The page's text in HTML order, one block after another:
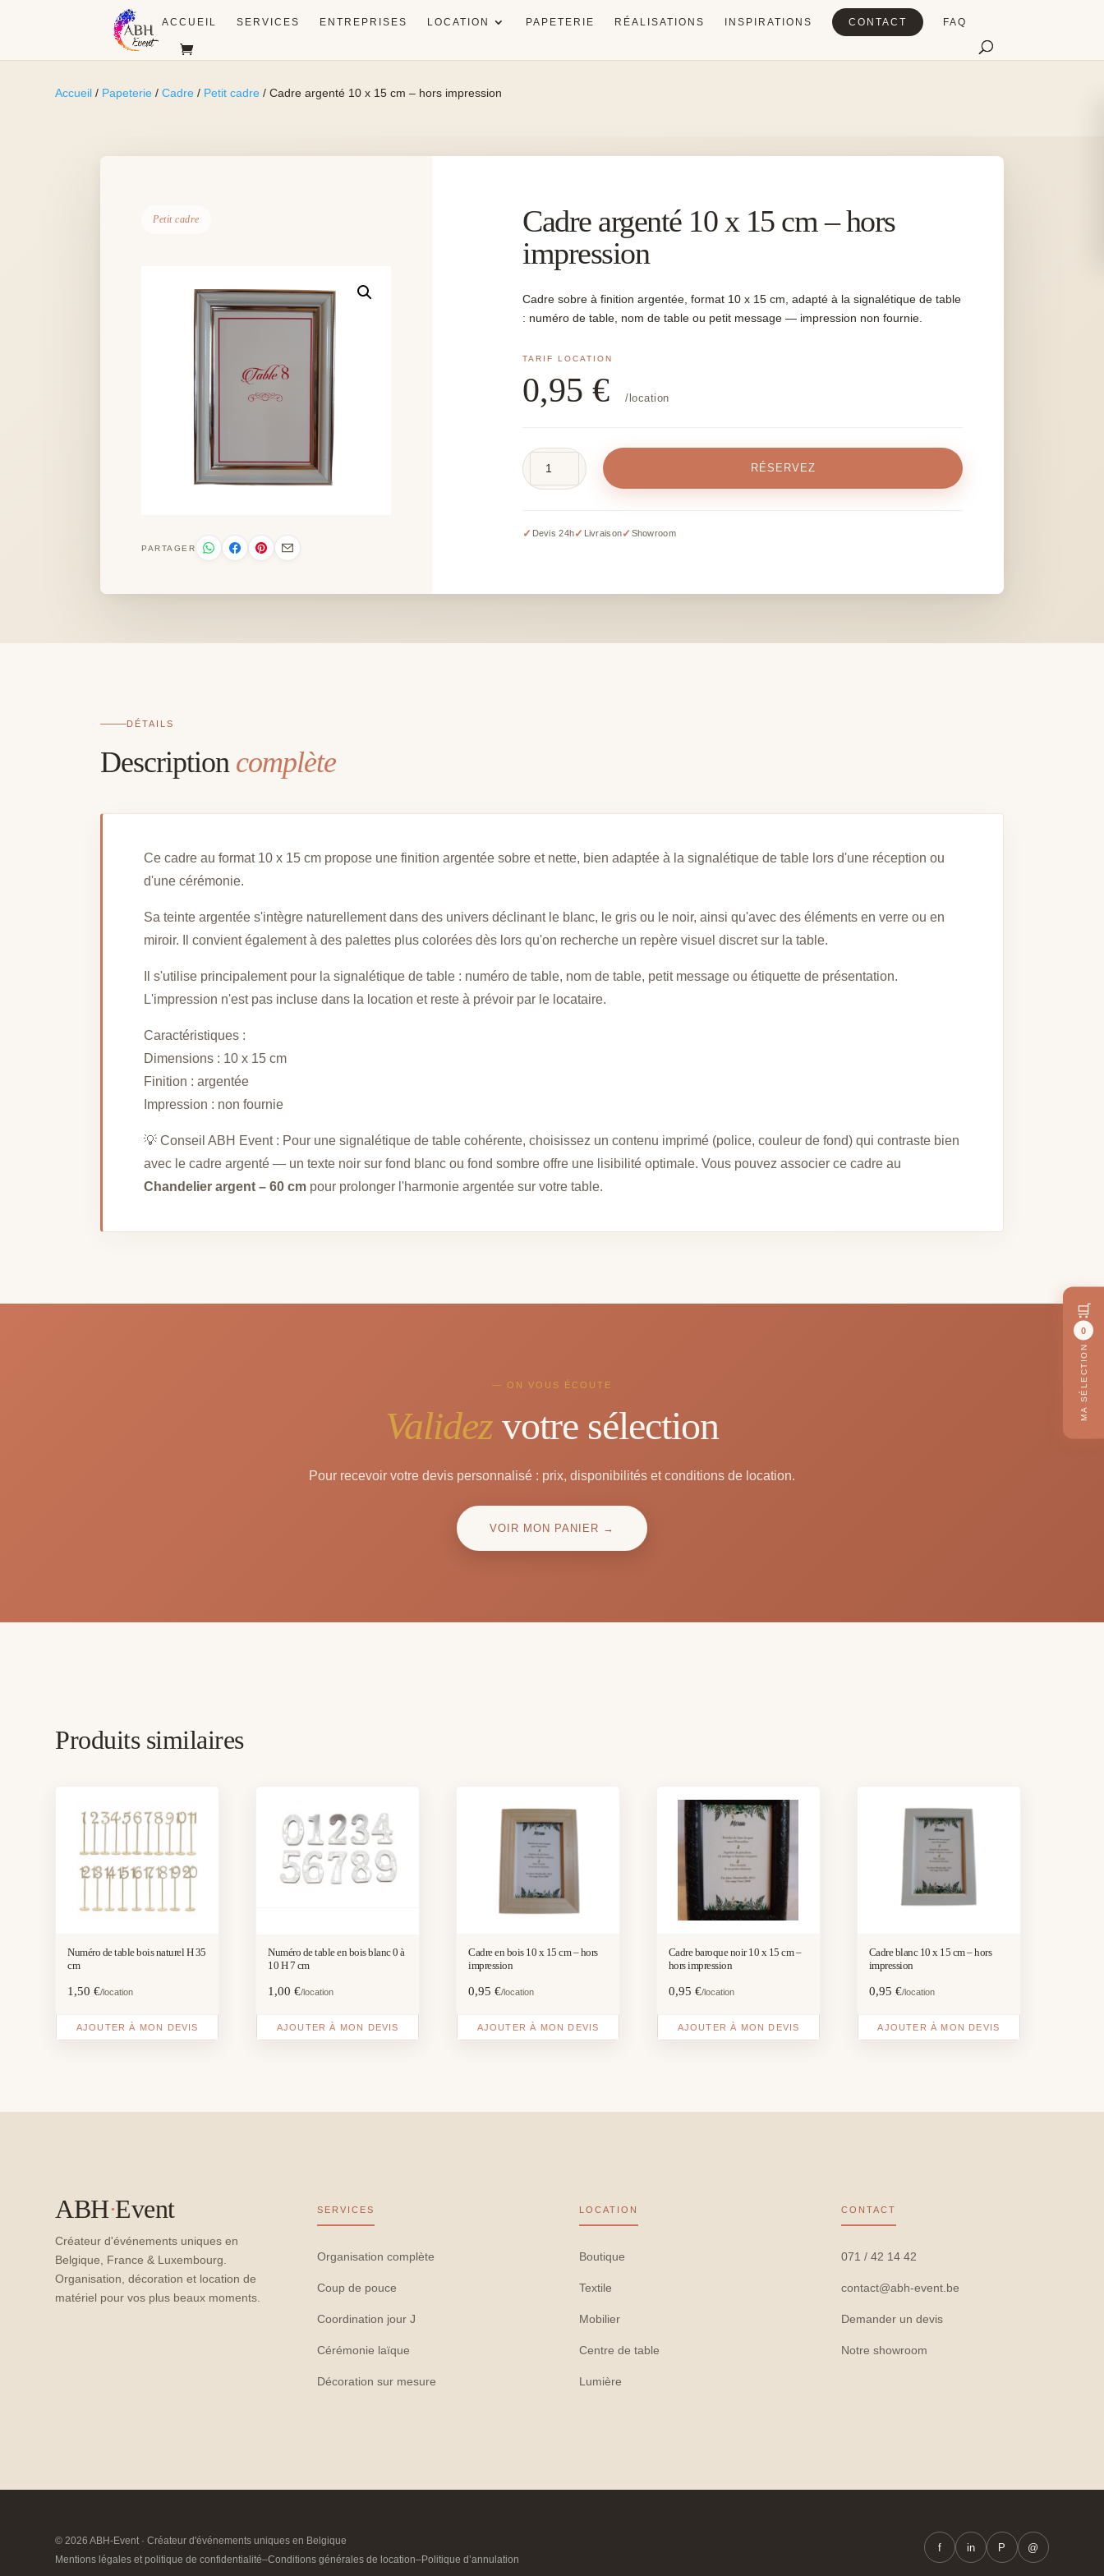
ACCUEIL SERVICES ENTREPRISES LOCATION PAPETERIE RÉALISATIONS INSPIRATIONS CONTACT FAQ
Accueil / Papeterie /Cadre / Petit cadre / Cadre argenté 10 x 15 cm – hors impression
Petit cadre
PARTAGER
Cadre argenté 10 x 15 cm – hors
impression
Cadre sobre à finition argentée, format 10 x 15 cm, adapté à la signalétique de table
: numéro de table, nom de table ou petit message — impression non fournie.
0,95€ /location
10
cm
RÉSERVEZ
✓ Devis 24h✓ Livraison✓ Showroom
DÉTAILS
Description complète
Ce cadre au format 10 x 15 cm propose une finition argentée sobre et nette, bien adaptée à la signalétique de table lors d'une réception ou
d'une cérémonie.
Sa teinte argentée s'intègre naturellement dans des univers déclinant le blanc, le gris ou le noir, ainsi qu'avec des éléments en verre ou en
miroir. Il convient également à des palettes plus colorées dès lors qu'on recherche un repère visuel discret sur la table.
Il s'utilise principalement pour la signalétique de table : numéro de table, nom de table, petit message ou étiquette de présentation.
L'impression n'est pas incluse dans la location et reste à prévoir par le locataire.
Caractéristiques :
Dimensions : 10 x 15 cm
Finition : argentée
Impression : non fournie
💡 Conseil ABH Event : Pour une signalétique de table cohérente, choisissez un contenu imprimé (police, couleur de fond) qui contraste bien
avec le cadre argenté — un texte noir sur fond blanc ou fond sombre offre une lisibilité optimale. Vous pouvez associer ce cadre au
Chandelier argent – 60 cm pour prolonger l'harmonie argentée sur votre table.
— ON VOUS ÉCOUTE
Validez votre sélection
Pour recevoir votre devis personnalisé : prix, disponibilités et conditions de location.
VOIR MON PANIER →
Produits similaires
Numéro de table bois naturel H 35
cm
1,50€/location
AJOUTER À MON DEVIS
Numéro de table en bois blanc 0 à
10 H 7 cm
1,00€/location
AJOUTER À MON DEVIS
Cadre en bois 10 x 15 cm – hors
impression
0,95€/location
AJOUTER À MON DEVIS
Cadre baroque noir 10 x 15 cm –
hors impression
0,95 €/location
AJOUTER À MON DEVIS
Cadre blanc 10 x 15 cm – hors
impression
0,95 €/location
AJOUTER À MON DEVIS
ABH·Event
Créateur d'événements uniques en
Belgique, France & Luxembourg.
Organisation, décoration et location de
matériel pour vos plus beaux moments.
SERVICES
Organisation complète
Coup de pouce
Coordination jour J
Cérémonie laïque
Décoration sur mesure
LOCATION
Boutique
Textile
Mobilier
Centre de table
Lumière
CONTACT
071 / 42 14 42
contact@abh-event.be
Demander un devis
Notre showroom
© 2026 ABH-Event · Créateur d'événements uniques en Belgique
Mentions légales et politique de confidentialité–Conditions générales de location–Politique d’annulation
f in P @
🛒
0
MA SÉLECTION